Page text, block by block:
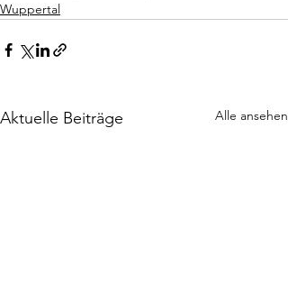
Wuppertal
Aktuelle Beiträge Alle ansehen